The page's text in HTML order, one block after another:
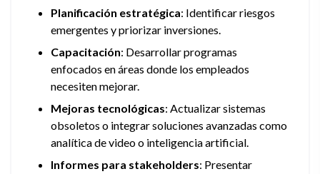
Planificación estratégica: Identificar riesgos
emergentes y priorizar inversiones.
Capacitación: Desarrollar programas
enfocados en áreas donde los empleados
necesiten mejorar.
Mejoras tecnológicas: Actualizar sistemas
obsoletos o integrar soluciones avanzadas como
analítica de video o inteligencia artificial.
Informes para stakeholders: Presentar